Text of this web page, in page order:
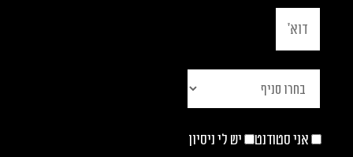
אני סטודנט יש לי ניסיון